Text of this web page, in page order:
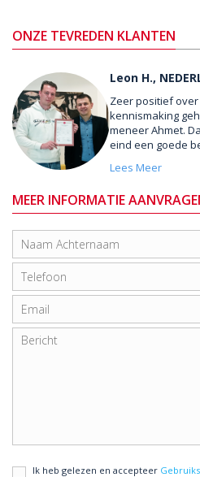
ONZE TEVREDEN KLANTEN
Leon H.,
Zeer positief
kennismaking
meneer Ahmet.
eind een goede
Lees Meer
MEER INFORMATIE
Ik heb gelezen en accepteer